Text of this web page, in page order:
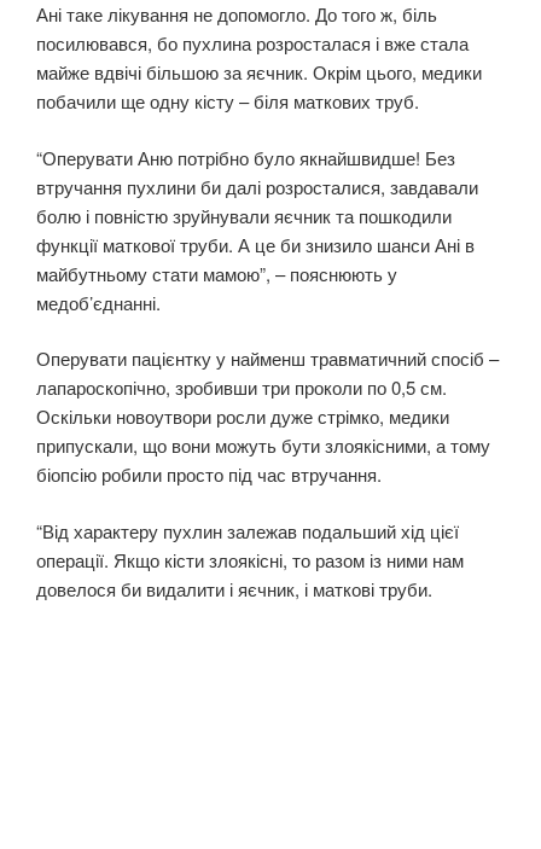
Ані таке лікування не допомогло. До того ж, біль
посилювався, бо пухлина розросталася і вже стала
майже вдвічі більшою за яєчник. Окрім цього, медики
побачили ще одну кісту – біля маткових труб.
“Оперувати Аню потрібно було якнайшвидше! Без
втручання пухлини би далі розросталися, завдавали
болю і повністю зруйнували яєчник та пошкодили
функції маткової труби. А це би знизило шанси Ані в
майбутньому стати мамою”, – пояснюють у
медоб’єднанні.
Оперувати пацієнтку у найменш травматичний спосіб –
лапароскопічно, зробивши три проколи по 0,5 см.
Оскільки новоутвори росли дуже стрімко, медики
припускали, що вони можуть бути злоякісними, а тому
біопсію робили просто під час втручання.
“Від характеру пухлин залежав подальший хід цієї
операції. Якщо кісти злоякісні, то разом із ними нам
довелося би видалити і яєчник, і маткові труби.